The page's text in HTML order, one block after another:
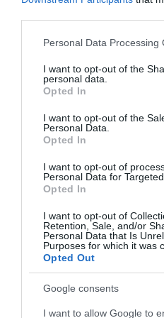
Please note that this website/
not limited to your visit or
grant or deny consent to
use your data for below
consent section.
Personal Data Processing
I want to opt-out of the
personal data.
Opted In
I want to opt-out of the
Personal Data.
Opted In
I want to opt-out of
Personal Data for
Opted In
I want to opt-out of
Retention, Sale, and/or
Personal Data that Is
Purposes for which it was
Opted Out
Google consents
I want to allow Google to
Πρωταθλητής
Παναθηναϊκός!
Ο Σύλλογος αναδείχτηκε
ποδόσφαιρο
τελικό στη Λάρισα με 1-0
ο 1853ος τίτλος για το
06.06.2026 ΠΟΔΟΣΦΑΙΡΟ
ΤΕΛΕΥΤΑΙΑ ΝΕΑ